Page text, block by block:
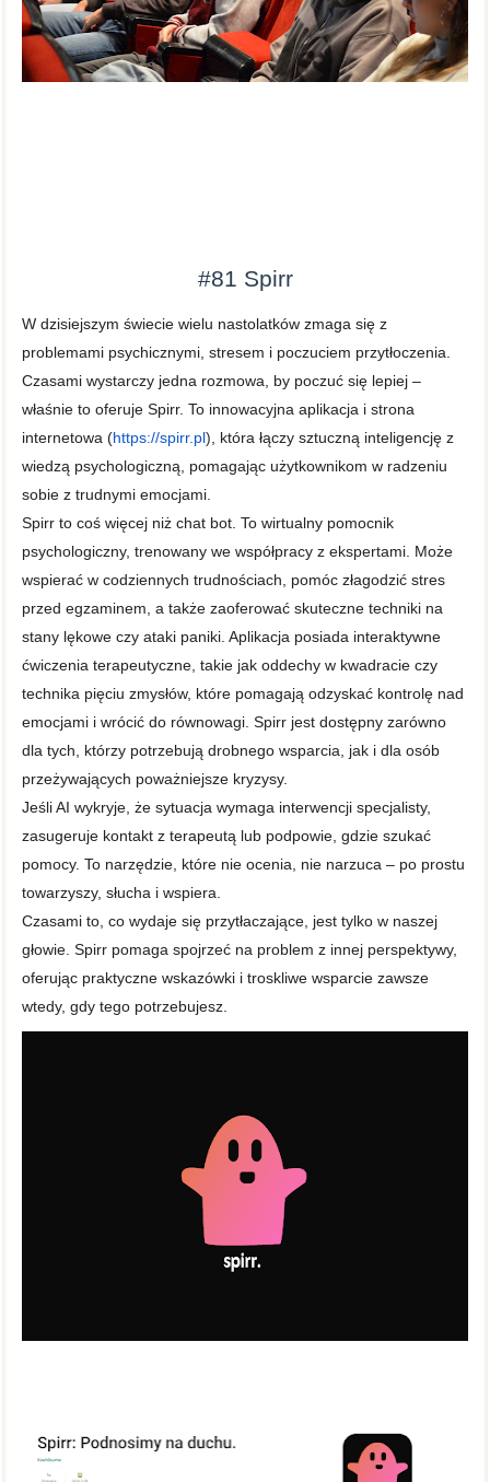
#81 Spirr
W dzisiejszym świecie wielu nastolatków zmaga się z
problemami psychicznymi, stresem i poczuciem przytłoczenia.
Czasami wystarczy jedna rozmowa, by poczuć się lepiej –
właśnie to oferuje Spirr. To innowacyjna aplikacja i strona
internetowa (https://spirr.pl) , która łączy sztuczną inteligencję z
wiedzą psychologiczną, pomagając użytkownikom w radzeniu
sobie z trudnymi emocjami.
Spirr to coś więcej niż chat bot. To wirtualny pomocnik
psychologiczny, trenowany we współpracy z ekspertami. Może
wspierać w codziennych trudnościach, pomóc złagodzić stres
przed egzaminem, a także zaoferować skuteczne techniki na
stany lękowe czy ataki paniki. Aplikacja posiada interaktywne
ćwiczenia terapeutyczne, takie jak oddechy w kwadracie czy
technika pięciu zmysłów, które pomagają odzyskać kontrolę nad
emocjami i wrócić do równowagi. Spirr jest dostępny zarówno
dla tych, którzy potrzebują drobnego wsparcia, jak i dla osób
przeżywających poważniejsze kryzysy.
Jeśli AI wykryje, że sytuacja wymaga interwencji specjalisty,
zasugeruje kontakt z terapeutą lub podpowie, gdzie szukać
pomocy. To narzędzie, które nie ocenia, nie narzuca – po prostu
towarzyszy, słucha i wspiera.
Czasami to, co wydaje się przytłaczające, jest tylko w naszej
głowie. Spirr pomaga spojrzeć na problem z innej perspektywy,
oferując praktyczne wskazówki i troskliwe wsparcie zawsze
wtedy, gdy tego potrzebujesz.